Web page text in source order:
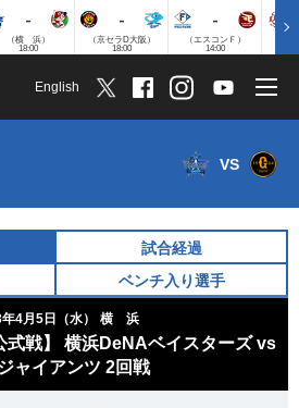
-
（横 浜）
18:00
-
（京セラD大阪）
18:00
-
（エスコンＦ）
14:00
English
VS
試合経過
ベンチ入り選手
4月5日（水） 横 浜
式戦】 横浜DeNAベイスターズ vs
ャイアンツ 2回戦